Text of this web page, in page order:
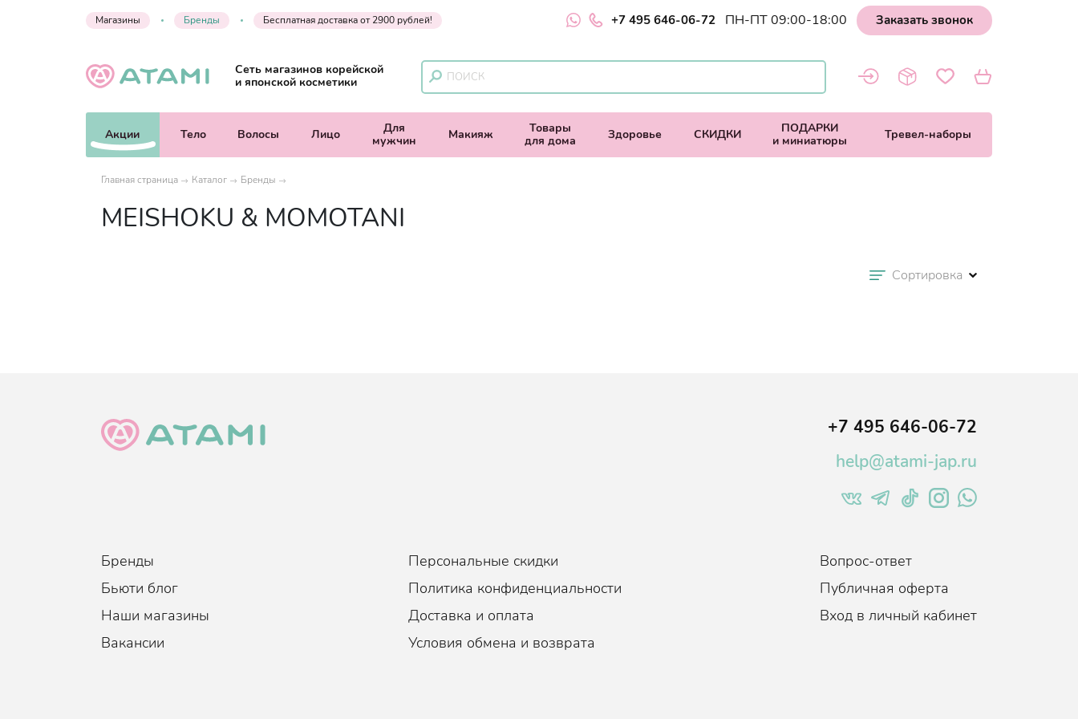
Магазины Бренды Бесплатная доставка от 2900 рублей! +7 495 646-06-72 ПН-ПТ 09:00-18:00 Заказать звонок
Сеть магазинов корейской
и японской косметики
Акции Тело Волосы Лицо
Для
мужчин
Макияж
Товары
для дома
Здоровье СКИДКИ
ПОДАРКИ
и миниатюры
Тревел-наборы
Главная страница Каталог Бренды
MEISHOKU & MOMOTANI
Сортировка
+7 495 646-06-72
help@atami-jap.ru
Бренды
Бьюти блог
Наши магазины
Вакансии
Персональные скидки
Политика конфиденциальности
Доставка и оплата
Условия обмена и возврата
Вопрос-ответ
Публичная оферта
Вход в личный кабинет